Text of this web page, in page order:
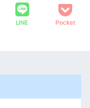
LINE Pocket